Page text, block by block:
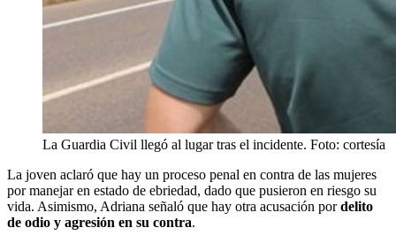
La Guardia Civil llegó al lugar tras el incidente. Foto: cortesía
La joven aclaró que hay un proceso penal en contra de las mujeres
por manejar en estado de ebriedad, dado que pusieron en riesgo su
vida. Asimismo, Adriana señaló que hay otra acusación pordelito
de odio y agresión en su contra.